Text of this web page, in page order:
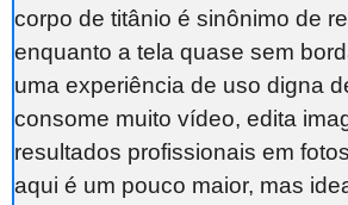
corpo de titânio é sinônimo de
enquanto a tela quase sem
uma experiência de uso digna
consome muito vídeo, edita
resultados profissionais em
aqui é um pouco maior, mas